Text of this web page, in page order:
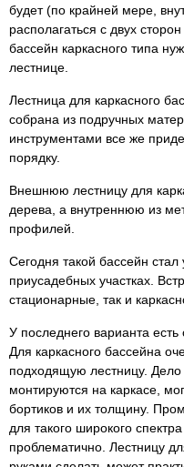
будет (по крайней мере,
располагаться с двух
бассейн каркасного типа
лестнице.
Лестница для каркасного
собрана из подручных
инструментами все же
порядку.
Внешнюю лестницу для
дерева, а внутреннюю из
профилей.
Сегодня такой бассейн
приусадебных участках.
стационарные, так и
У последнего варианта
Для каркасного бассейна
подходящую лестницу.
монтируются на каркасе,
бортиков и их толщину.
для такого широкого
проблематично. Лестницу